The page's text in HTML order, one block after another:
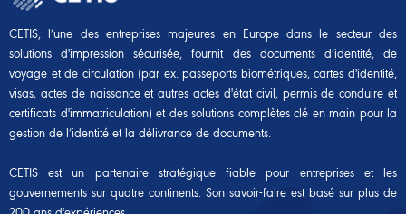
CETIS, l’une des entreprises majeures en Europe dans le secteur des
solutions d'impression sécurisée, fournit des documents d’identité, de
voyage et de circulation (par ex. passeports biométriques, cartes d'identité,
visas, actes de naissance et autres actes d'état civil, permis de conduire et
certificats d'immatriculation) et des solutions complètes clé en main pour la
gestion de l’identité et la délivrance de documents.
CETIS est un partenaire stratégique fiable pour entreprises et les
gouvernements sur quatre continents. Son savoir-faire est basé sur plus de